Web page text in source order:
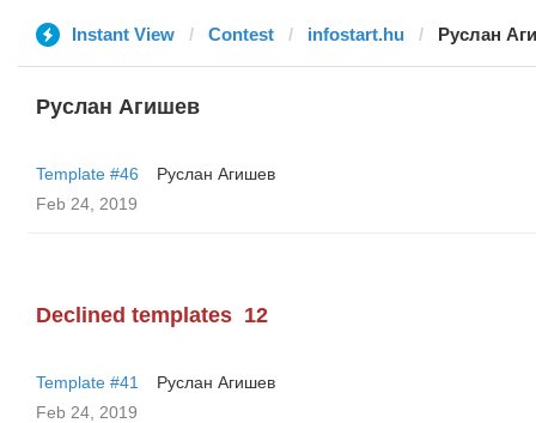
Instant View Contest infostart.hu Руслан
Руслан Агишев
Template #46
Руслан Агишев
Feb 24, 2019
Declined templates 12
Template #41
Руслан Агишев
Feb 24, 2019